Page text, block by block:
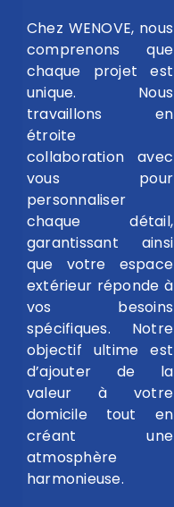
Chez WENOVE, nous
comprenons que
chaque projet est
unique. Nous
travaillons en
étroite
collaboration avec
vous pour
personnaliser
chaque détail,
garantissant ainsi
que votre espace
extérieur réponde à
vos besoins
spécifiques. Notre
objectif ultime est
d’ajouter de la
valeur à votre
domicile tout en
créant une
atmosphère
harmonieuse.